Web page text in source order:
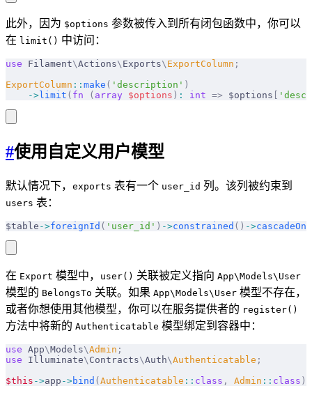
此外，因为 $options 参数被传入到所有闭包函数中，你可以
在 limit() 中访问：
use Filament\Actions\ Exports\ ExportColumn ;
ExportColumn :: make ( 'description' )
    ->
limit ( fn ( array $options ) : int => $options
#使用自定义用户模型
默认情况下， exports 表有一个 user_id 列。该列被约束到
users 表：
$table ->foreignId ( 'user_id' ) ->constrained () ->
在 Export 模型中， user() 关联被定义指向 App\Models\User
模型的 BelongsTo 关联。如果 App\Models\User 模型不存在，
或者你想使用其他模型，你可以在服务提供者的 register()
方法中将新的 Authenticatable 模型绑定到容器中：
use App\Models\Admin ;
use Illuminate\ Contracts\Auth\Authenticatable ;
$this ->app ->bind (Authenticatable :: class , Admin :: class );